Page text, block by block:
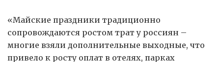
«Майские праздники традиционно
сопровождаются ростом трат у россиян –
многие взяли дополнительные выходные, что
привело к росту оплат в отелях, парках